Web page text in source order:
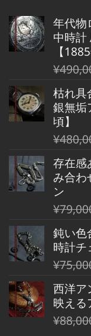
年代物
中時計
【
元
価
格
は
で
し
た。
¥
枯れ具
銀無垢
頃】
元
価
格
は
で
し
た。
¥
存在感
み合わ
ン
元
価
格
は
¥79,000
で
し
た。
¥
鈍い色
時計チ
元
価
格
は
¥
西洋ア
映える
元
¥